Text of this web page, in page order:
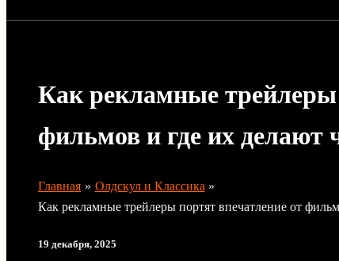
Как рекламные трейлеры
фильмов и где их делают
Главная
Олдскул и Классика
Как рекламные трейлеры портят впечатление от
19 декабря, 2025